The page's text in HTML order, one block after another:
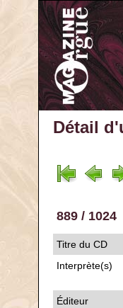
Détail
889 / 1024
Titre du CD
Interprète(s)
Éditeur